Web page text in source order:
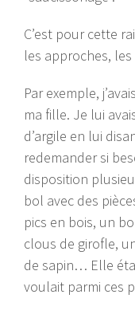
C’est pour cette
les approches,
Par exemple,
ma fille. Je lui
d’argile en lui
redemander si
disposition
bol avec des
pics en bois, un
clous de girofle,
de sapin… Elle
voulait parmi ces